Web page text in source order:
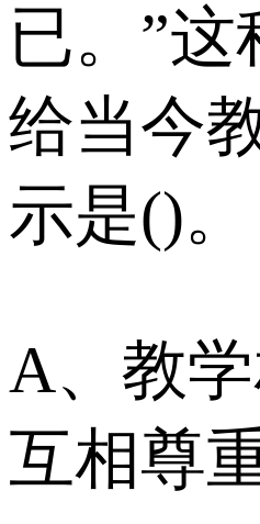
已。”这
给当今
示是()。
A、教学
互相尊